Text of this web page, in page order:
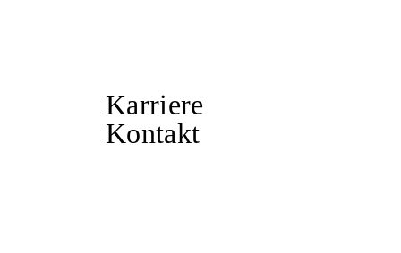
Karriere
Kontakt